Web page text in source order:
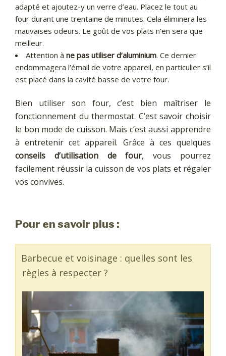
adapté et ajoutez-y un verre d’eau. Placez le tout au
four durant une trentaine de minutes. Cela éliminera les
mauvaises odeurs. Le goût de vos plats n’en sera que
meilleur.
Attention à ne pas utiliser d’aluminium. Ce dernier
endommagera l’émail de votre appareil, en particulier s’il
est placé dans la cavité basse de votre four.
Bien utiliser son four, c’est bien maîtriser le
fonctionnement du thermostat. C’est savoir choisir
le bon mode de cuisson. Mais c’est aussi apprendre
à entretenir cet appareil. Grâce à ces quelques
conseils d’utilisation de four, vous pourrez
facilement réussir la cuisson de vos plats et régaler
vos convives.
Pour en savoir plus :
Barbecue et voisinage : quelles sont les
règles à respecter ?